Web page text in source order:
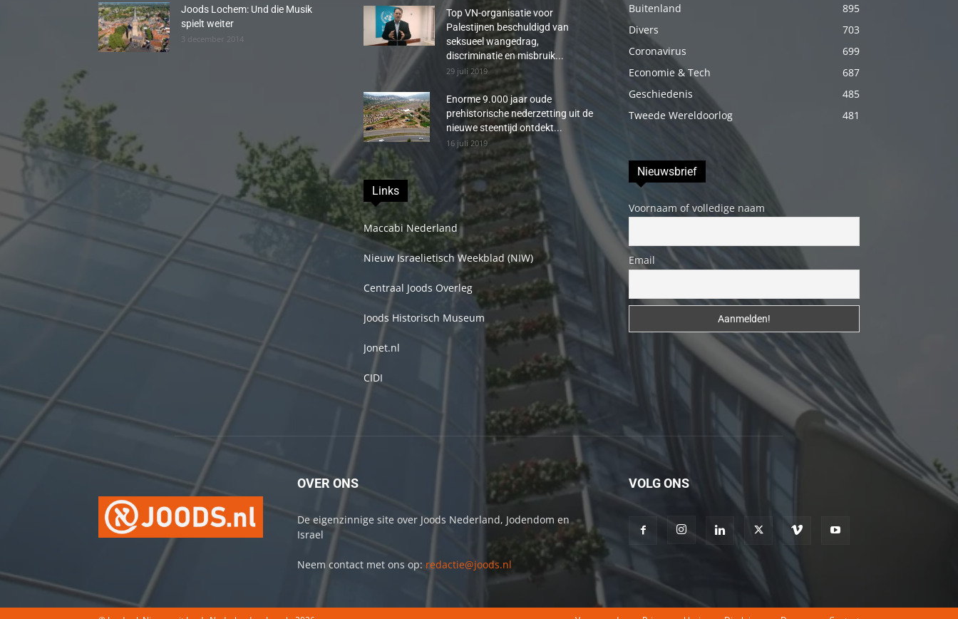
için
önce
elbiseyi
çıkarmasını
erotik
hikayeler
Kendisi
hazırlandıktan
sonra
beni
oraya
gidip
hikayeler
Joods Lochem: Und die Musik
spielt weiter
3 december 2014
Top VN-organisatie voor
Palestijnen beschuldigd van
seksueel wangedrag,
discriminatie en misbruik...
29 juli 2019
Enorme 9.000 jaar oude
prehistorische nederzetting uit de
nieuwe steentijd ontdekt...
16 juli 2019
Links
Maccabi Nederland
Nieuw Israelietisch Weekblad (NIW)
Centraal Joods Overleg
Joods Historisch Museum
Jonet.nl
CIDI
Buitenland
895
Divers
703
Coronavirus
699
Economie & Tech
687
Geschiedenis
485
Tweede Wereldoorlog
481
Nieuwsbrief
Voornaam of volledige naam
Email
OVER ONS
De eigenzinnige site over Joods Nederland, Jodendom en
Israel
Neem contact met ons op: redactie@joods.nl
VOLG ONS